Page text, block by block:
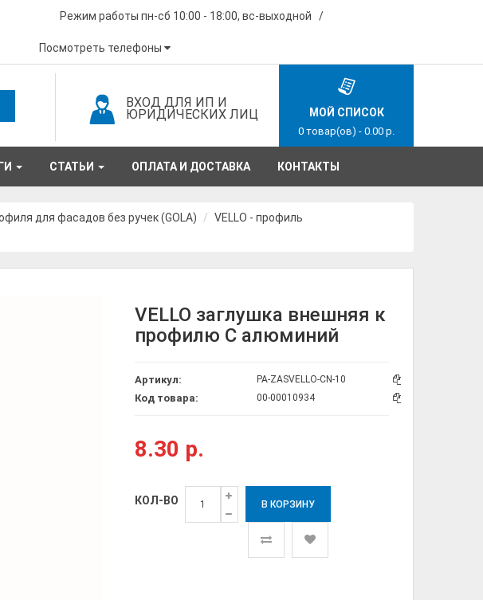
Режим работы пн-сб 10:00 - 18:00, вс-выходной /
Посмотреть телефоны
ВХОД ДЛЯ ИП И
ЮРИДИЧЕСКИХ ЛИЦ МОЙ СПИСОК
0 товар(ов) - 0.00 р.
СТАТЬИ ОПЛАТА И ДОСТАВКА КОНТАКТЫ
для фасадов без ручек (GOLA)
VELLO - профиль
VELLO заглушка внешняя к
профилю С алюминий
Артикул:
Код товара:
8.30 р.
КОЛ-ВО